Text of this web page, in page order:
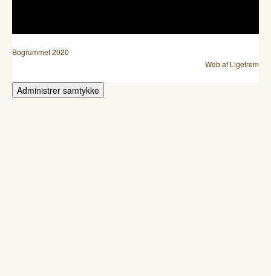
Bogrummet 2020
Web af Ligefrem
Administrer samtykke